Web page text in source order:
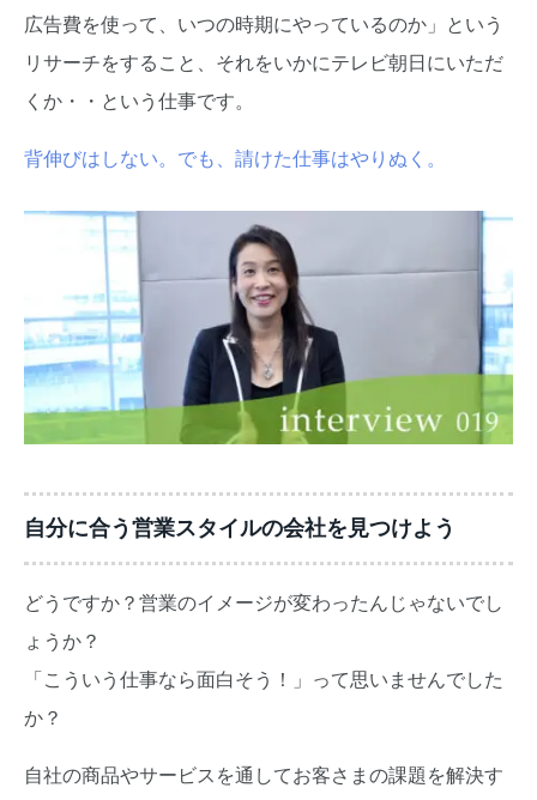
広告費を使って、いつの時期にやっているのか」という
リサーチをすること、それをいかにテレビ朝日にいただ
くか・・という仕事です。
背伸びはしない。でも、請けた仕事はやりぬく。
自分に合う営業スタイルの会社を見つけよう
どうですか？営業のイメージが変わったんじゃないでし
ょうか？
「こういう仕事なら面白そう！」って思いませんでした
か？
自社の商品やサービスを通してお客さまの課題を解決す